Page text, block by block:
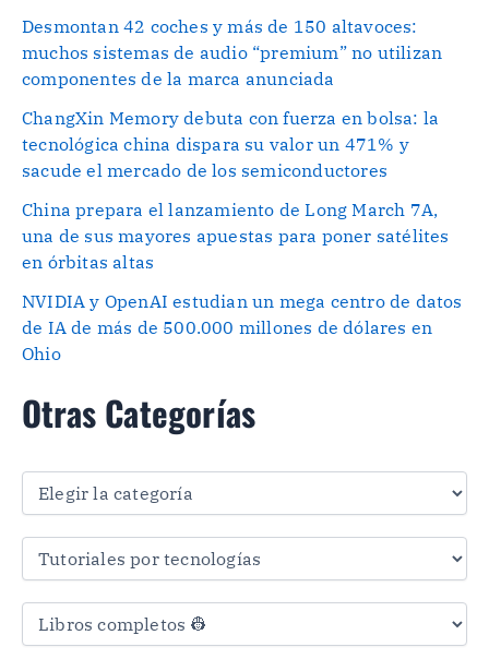
Desmontan 42 coches y más de 150 altavoces:
muchos sistemas de audio “premium” no utilizan
componentes de la marca anunciada
ChangXin Memory debuta con fuerza en bolsa: la
tecnológica china dispara su valor un 471% y
sacude el mercado de los semiconductores
China prepara el lanzamiento de Long March 7A,
una de sus mayores apuestas para poner satélites
en órbitas altas
NVIDIA y OpenAI estudian un mega centro de datos
de IA de más de 500.000 millones de dólares en
Ohio
Otras Categorías
O
a
a